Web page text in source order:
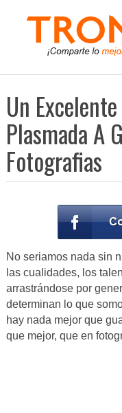
Un
Plasmada A
Fotografias
No seriamos nada sin
las cualidades, los
arrastrándose por
determinan lo que
hay nada mejor que
que mejor, que en